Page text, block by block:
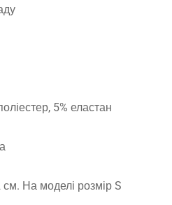
5% еластан
На моделі розмір S